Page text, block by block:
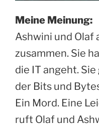
Meine Meinung:
Ashwini und Olaf
zusammen. Sie
die IT angeht.
der Bits und
Ein Mord. Eine
ruft Olaf und